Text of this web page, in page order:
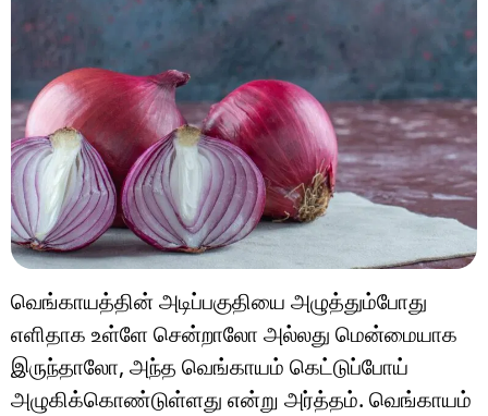
வெங்காயத்தின் அடிப்பகுதியை அழுத்தும்போது
எளிதாக உள்ளே சென்றாலோ அல்லது மென்மையாக
இருந்தாலோ, அந்த வெங்காயம் கெட்டுப்போய்
அழுகிக்கொண்டுள்ளது என்று அர்த்தம். வெங்காயம்